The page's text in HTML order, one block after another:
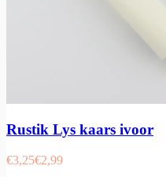
Rustik Lys kaars ivoor
€3,25€2,99